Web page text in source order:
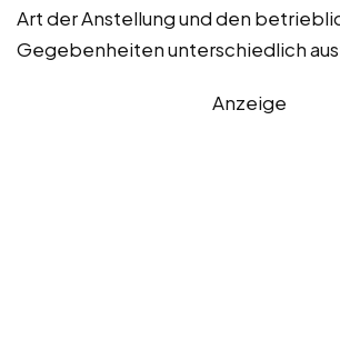
Art der Anstellung und den
Gegebenheiten unterschiedlich
Anzeige